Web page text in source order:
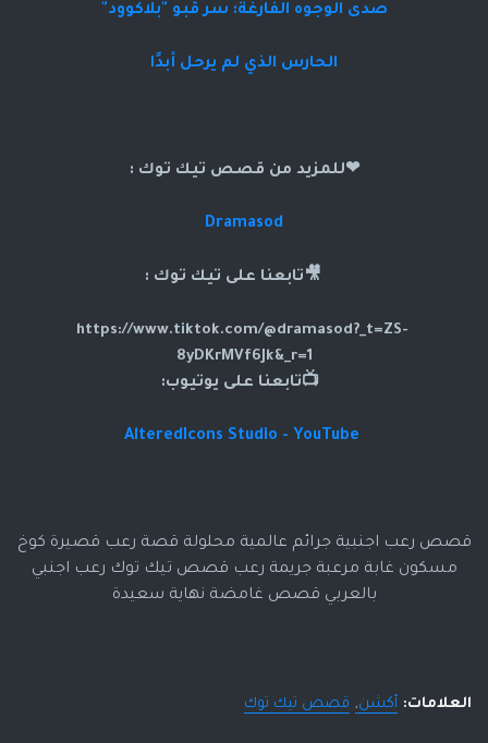
صدى الوجوه الفارغة: سر قبو "بلاكوود"
الحارس الذي لم يرحل أبدًا
❤للمزيد من قصص تيك توك :
Dramasod
🎥تابعنا على تيك توك :
https://www.tiktok.com/@dramasod?_t=ZS-
8yDKrMVf6Jk&_r=1
📺تابعنا على يوتيوب:
AlteredIcons Studio - YouTube
قصص رعب اجنبية جرائم عالمية محلولة قصة رعب قصيرة كوخ
مسكون غابة مرعبة جريمة رعب قصص تيك توك رعب اجنبي
بالعربي قصص غامضة نهاية سعيدة
العلامات: أكشن قصص تيك توك